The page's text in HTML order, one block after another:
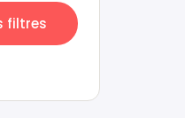
filtres